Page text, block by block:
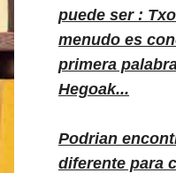
puede ser :
menudo es
primera
Hegoak...
Podrian
diferente para